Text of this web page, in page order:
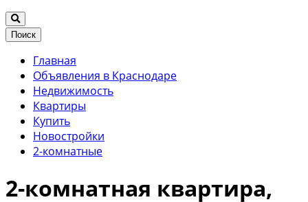
Поиск
Главная
Объявления в Краснодаре
Недвижимость
Квартиры
Купить
Новостройки
2-комнатные
2-комнатная квартира,